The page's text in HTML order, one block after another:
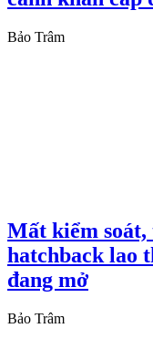
Bảo Trâm
Mất kiểm soát,
hatchback lao
đang mở
Bảo Trâm